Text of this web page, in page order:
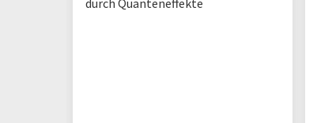
durch Quanteneffekte